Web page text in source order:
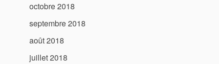
octobre 2018
septembre 2018
août 2018
juillet 2018